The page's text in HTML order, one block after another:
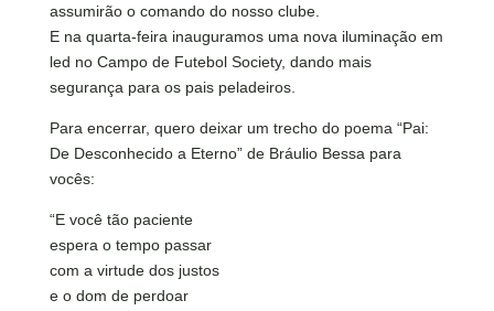
assumirão o comando do nosso clube.
E na quarta-feira inauguramos uma nova iluminação em
led no Campo de Futebol Society, dando mais
segurança para os pais peladeiros.
Para encerrar, quero deixar um trecho do poema “Pai:
De Desconhecido a Eterno” de Bráulio Bessa para
vocês:
“E você tão paciente
espera o tempo passar
com a virtude dos justos
e o dom de perdoar